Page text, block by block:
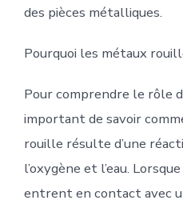
des pièces métalliques.
Pourquoi les métaux
Pour comprendre le rôle
important de savoir
rouille résulte d’une
l’oxygène et l’eau.
entrent en contact avec